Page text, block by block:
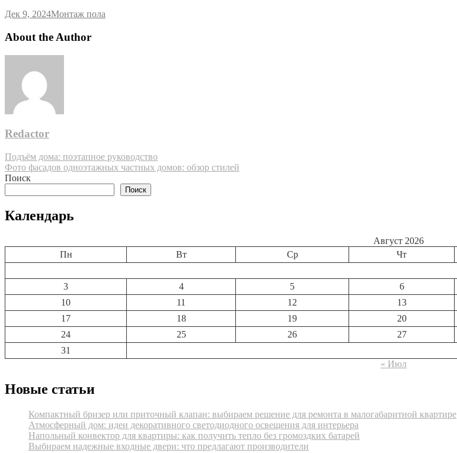
Дек 9, 2024Монтаж пола
About the Author
Redactor
Навигация
по
Подъём дома: поэтапное руководство
Фото фасадов одноэтажных частных домов: обзор стилей
Поиск
Поиск
Календарь
Август 2026
Пн
Вт Ср Чт
3
4 5 6
10
11 12 13
17
18 19 20
24
25 26 27
31
« Июл
Новые статьи
Компактный бризер или приточный клапан: выбираем решение для ремонта в малогабаритной квартире
Атмосферный дом: идеи декоративного светодиодного освещения для интерьера
Напольный конвектор для квартиры: как получить тепло без громоздких батарей
Выбираем надежные входные двери: что предлагают производители